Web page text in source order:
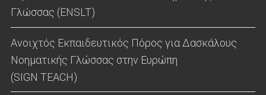
Γλώσσας (ENSLT)
Ανοιχτός Εκπαιδευτικός Πόρος για Δασκάλους
Νοηματικής Γλώσσας στην Ευρώπη
(SIGN TEACH)